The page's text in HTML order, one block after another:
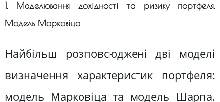
1. Моделювання дохідності та ризику портфеля.
Модель Марковіца
Найбільш розповсюджені дві моделі
визначення характеристик портфеля:
модель Марковіца та модель Шарпа.